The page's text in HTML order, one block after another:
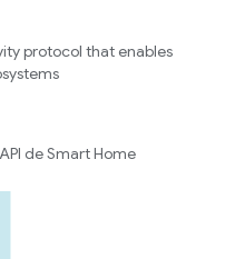
protocol that enables
de Smart Home